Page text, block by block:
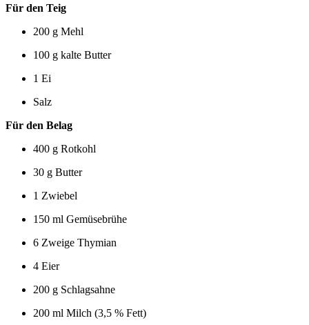
Für den Teig
200 g Mehl
100 g kalte Butter
1 Ei
Salz
Für den Belag
400 g Rotkohl
30 g Butter
1 Zwiebel
150 ml Gemüsebrühe
6 Zweige Thymian
4 Eier
200 g Schlagsahne
200 ml Milch (3,5 % Fett)